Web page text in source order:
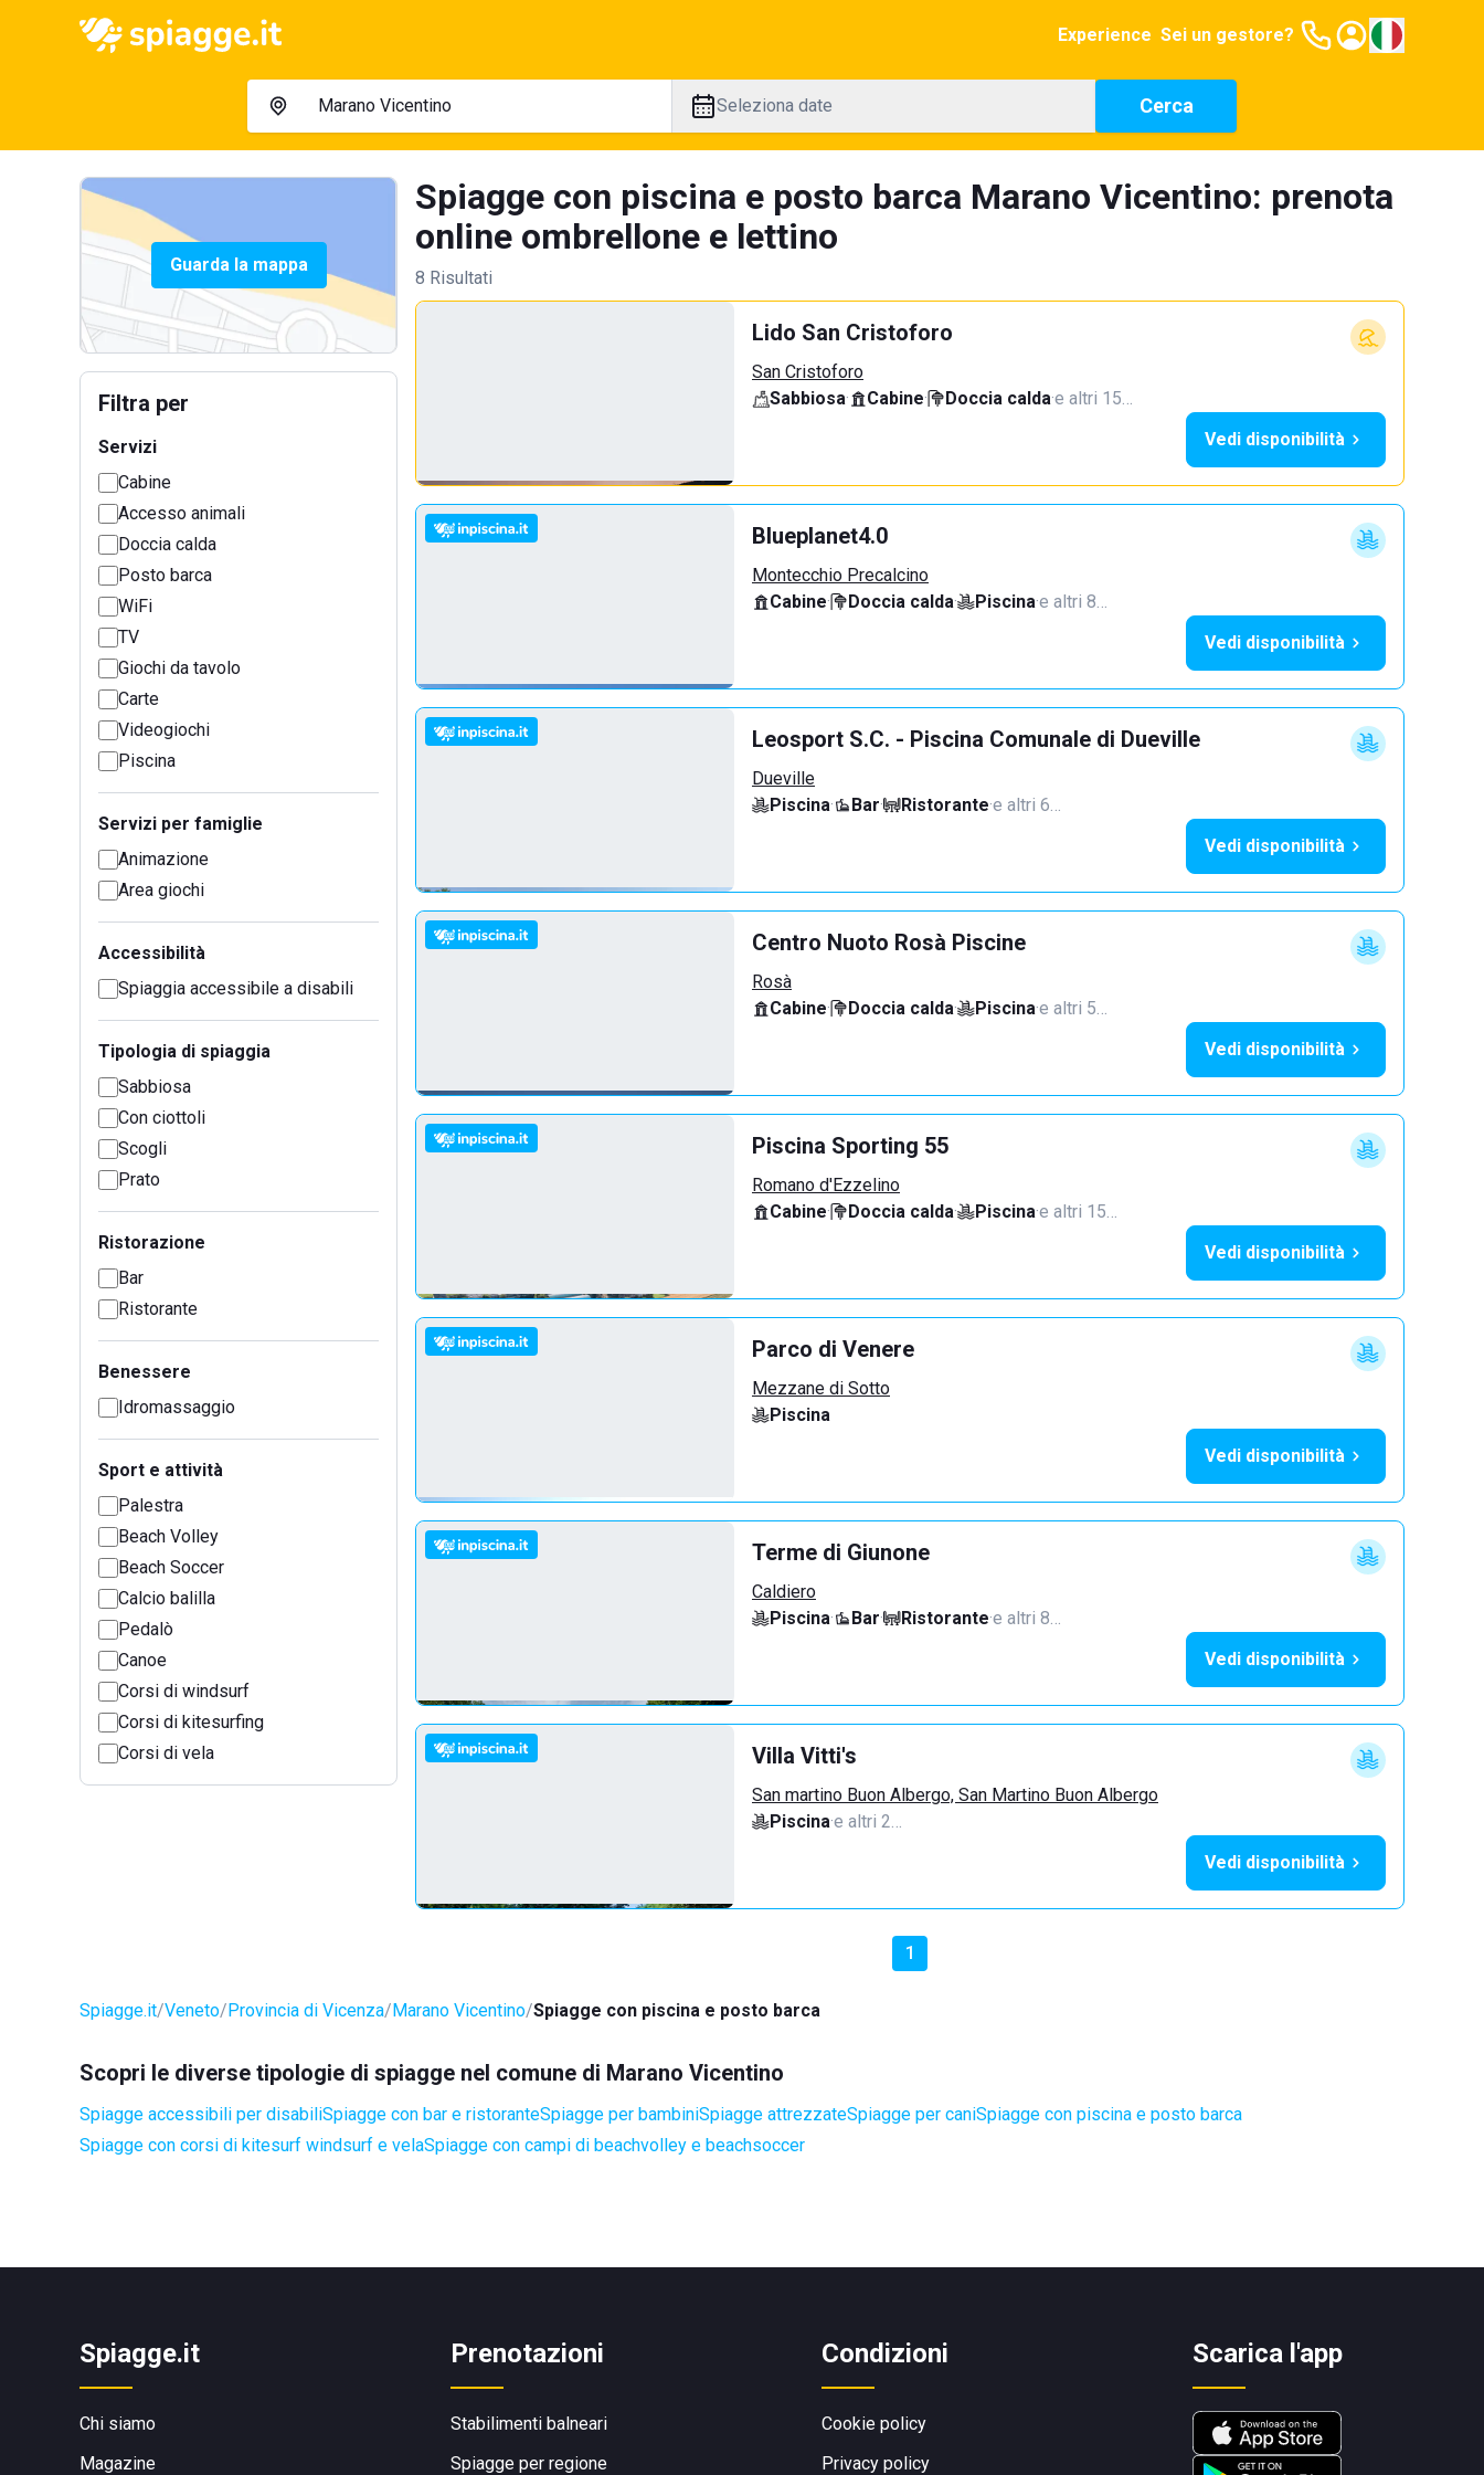
Experience Sei un gestore?
Seleziona date Cerca
Guarda la mappa
Filtra per
Servizi
Cabine
Accesso animali
Doccia calda
Posto barca
WiFi
TV
Giochi da tavolo
Carte
Videogiochi
Piscina
Servizi per famiglie
Animazione
Area giochi
Accessibilità
Spiaggia accessibile a disabili
Tipologia di spiaggia
Sabbiosa
Con ciottoli
Scogli
Prato
Ristorazione
Bar
Ristorante
Benessere
Idromassaggio
Sport e attività
Palestra
Beach Volley
Beach Soccer
Calcio balilla
Pedalò
Canoe
Corsi di windsurf
Corsi di kitesurfing
Corsi di vela
Spiagge con piscina e posto barca Marano Vicentino: prenota
online ombrellone e lettino
8 Risultati
Lido San Cristoforo
San Cristoforo
Sabbiosa· Cabine· Doccia calda·e altri 15…
Vedi disponibilità
Blueplanet4.0
Montecchio Precalcino
Cabine· Doccia calda· Piscina·e altri 8…
Vedi disponibilità
Leosport S.C. - Piscina Comunale di Dueville
Dueville
Piscina· Bar· Ristorante·e altri 6…
Vedi disponibilità
Centro Nuoto Rosà Piscine
Rosà
Cabine· Doccia calda· Piscina·e altri 5…
Vedi disponibilità
Piscina Sporting 55
Romano d'Ezzelino
Cabine· Doccia calda· Piscina·e altri 15…
Vedi disponibilità
Parco di Venere
Mezzane di Sotto
Piscina
Vedi disponibilità
Terme di Giunone
Caldiero
Piscina· Bar· Ristorante·e altri 8…
Vedi disponibilità
Villa Vitti's
San martino Buon Albergo, San Martino Buon Albergo
Piscina·e altri 2…
Vedi disponibilità
1
Spiagge.it Veneto Provincia di Vicenza Marano Vicentino Spiagge con piscina e posto barca
Scopri le diverse tipologie di spiagge nel comune di Marano Vicentino
Spiagge accessibili per disabiliSpiagge con bar e ristoranteSpiagge per bambiniSpiagge attrezzateSpiagge per caniSpiagge con piscina e posto barca
Spiagge con corsi di kitesurf windsurf e velaSpiagge con campi di beachvolley e beachsoccer
Spiagge.it
Chi siamo
Magazine
Prenotazioni
Stabilimenti balneari
Spiagge per regione
Condizioni
Cookie policy
Privacy policy
Scarica l'app